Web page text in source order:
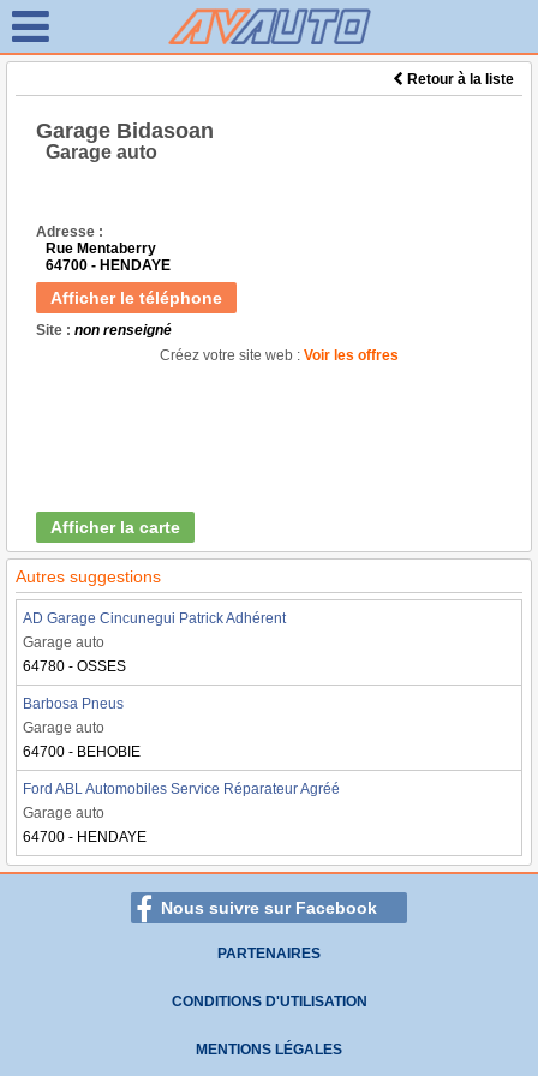
Retour à la liste
Garage Bidasoan
Garage auto
Adresse :
Rue Mentaberry
64700 - HENDAYE
Afficher le téléphone
Site : non renseigné
Créez votre site web : Voir les offres
Afficher la carte
Autres suggestions
AD Garage Cincunegui Patrick Adhérent
Garage auto
64780 - OSSES
Barbosa Pneus
Garage auto
64700 - BEHOBIE
Ford ABL Automobiles Service Réparateur Agréé
Garage auto
64700 - HENDAYE
Nous suivre sur Facebook
PARTENAIRES
CONDITIONS D'UTILISATION
MENTIONS LÉGALES